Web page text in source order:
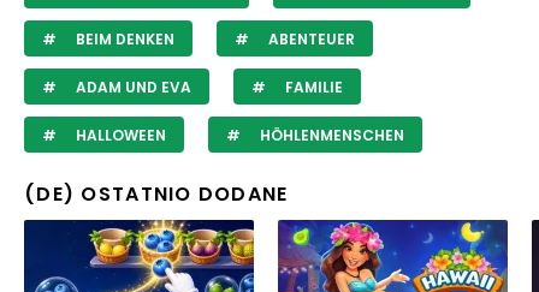
BEIM DENKEN ABENTEUER
ADAM UND EVA FAMILIE
HALLOWEEN HÖHLENMENSCHEN
(DE) OSTATNIO DODANE